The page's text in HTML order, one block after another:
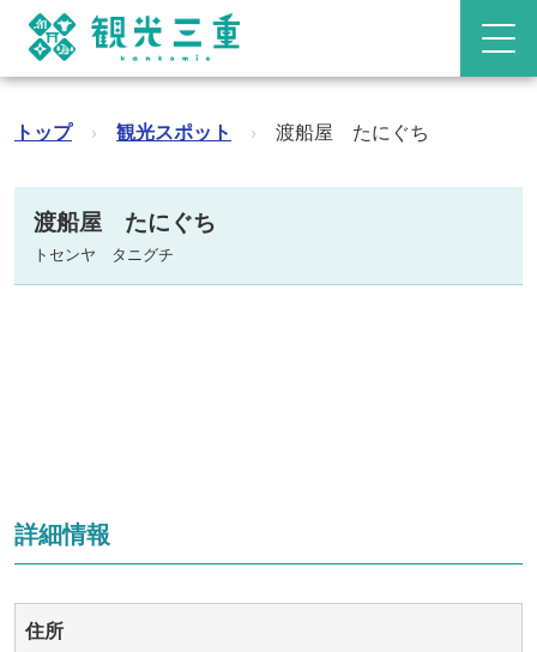
トップ › 観光スポット › 渡船屋 たにぐち
渡船屋 たにぐち
トセンヤ タニグチ
詳細情報
住所